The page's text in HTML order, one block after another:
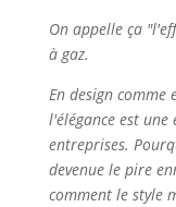
On appelle ça
à gaz.
En design
l'élégance est
entreprises.
devenue le pire
comment le style